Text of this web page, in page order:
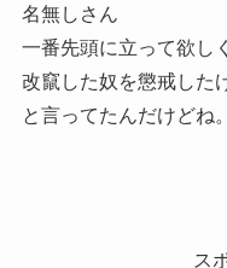
名無しさん
一番先頭に立って欲し
改竄した奴を懲戒した
と言ってたんだけどね。
ス